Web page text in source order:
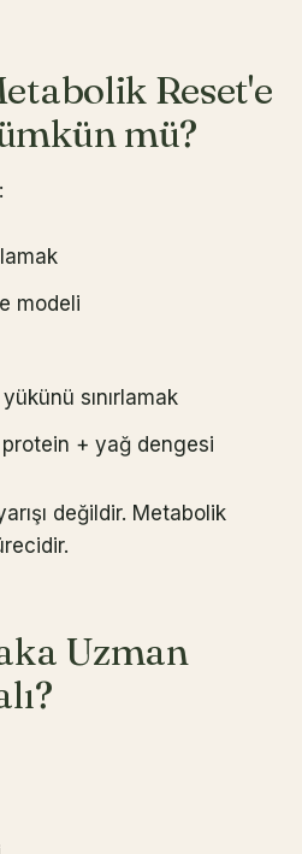
Reset'e
mü?
modeli
sınırlamak
+ yağ dengesi
değildir. Metabolik
Uzman